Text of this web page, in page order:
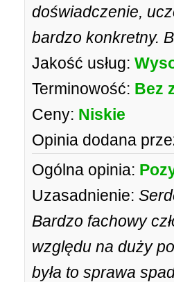
doświadczenie,
bardzo konkretny.
Jakość usług:
Terminowość: Bez
Ceny: Niskie
Opinia dodana
Ogólna opinia:
Uzasadnienie:
Bardzo fachowy
względu na duży
była to sprawa